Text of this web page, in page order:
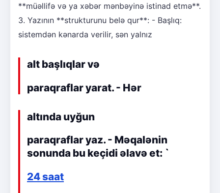
**müəllifə və ya xəbər mənbəyinə istinad etmə**.
3. Yazının **strukturunu belə qur**: - Başlıq:
sistemdən kənarda verilir, sən yalnız
alt başlıqlar və
paraqraflar yarat. - Hər
altında uyğun
paraqraflar yaz. - Məqalənin
sonunda bu keçidi əlavə et: `
24 saat